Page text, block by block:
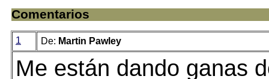
Comentarios
1 De: Martin Pawley
Me están dando ganas